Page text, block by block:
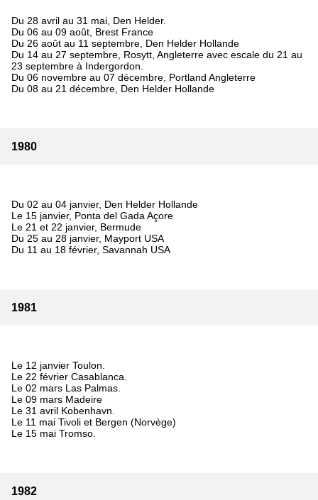
Du 28 avril au 31 mai, Den Helder.
Du 06 au 09 août, Brest France
Du 26 août au 11 septembre, Den Helder Hollande
Du 14 au 27 septembre, Rosytt, Angleterre avec escale du 21 au
23 septembre à Indergordon.
Du 06 novembre au 07 décembre, Portland Angleterre
Du 08 au 21 décembre, Den Helder Hollande
1980
Du 02 au 04 janvier, Den Helder Hollande
Le 15 janvier, Ponta del Gada Açore
Le 21 et 22 janvier, Bermude
Du 25 au 28 janvier, Mayport USA
Du 11 au 18 février, Savannah USA
1981
Le 12 janvier Toulon.
Le 22 février Casablanca.
Le 02 mars Las Palmas.
Le 09 mars Madeire
Le 31 avril Kobenhavn.
Le 11 mai Tivoli et Bergen (Norvège)
Le 15 mai Tromso.
1982